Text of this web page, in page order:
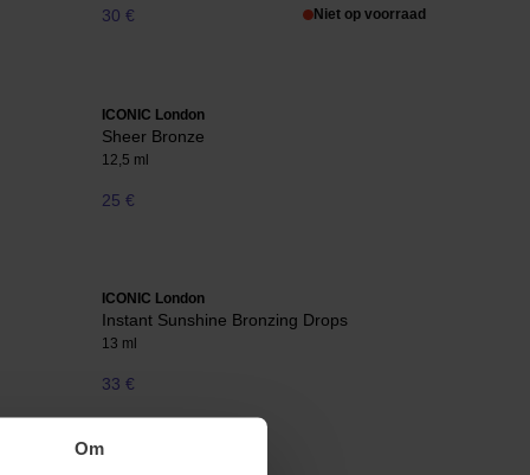
Om
30 € Niet op voorraad
ICONIC London
Sheer Bronze
12,5 ml
25 €
ICONIC London
Instant Sunshine Bronzing Drops
13 ml
33 €